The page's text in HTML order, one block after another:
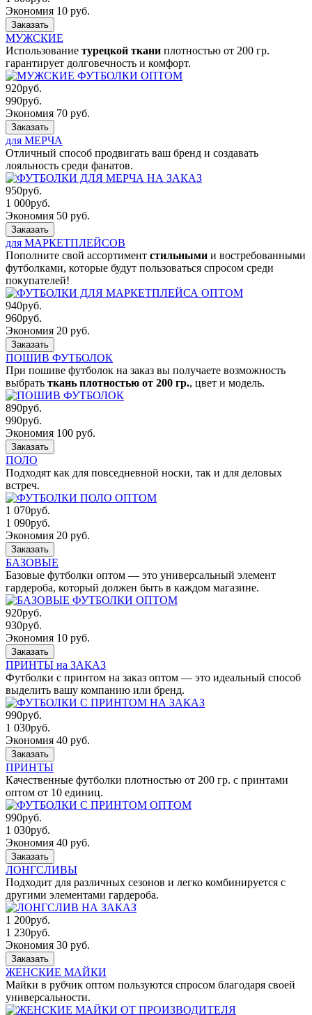
Экономия 10 руб.
Заказать
МУЖСКИЕ
Использование турецкой ткани плотностью от 200 гр.
гарантирует долговечность и комфорт.
920руб.
990руб.
Экономия 70 руб.
Заказать
для МЕРЧА
Отличный способ продвигать ваш бренд и создавать
лояльность среди фанатов.
950руб.
1 000руб.
Экономия 50 руб.
Заказать
для МАРКЕТПЛЕЙСОВ
Пополните свой ассортимент стильными и востребованными
футболками, которые будут пользоваться спросом среди
покупателей!
940руб.
960руб.
Экономия 20 руб.
Заказать
ПОШИВ ФУТБОЛОК
При пошиве футболок на заказ вы получаете возможность
выбрать ткань плотностью от 200 гр., цвет и модель.
890руб.
990руб.
Экономия 100 руб.
Заказать
ПОЛО
Подходят как для повседневной носки, так и для деловых
встреч.
1 070руб.
1 090руб.
Экономия 20 руб.
Заказать
БАЗОВЫЕ
Базовые футболки оптом — это универсальный элемент
гардероба, который должен быть в каждом магазине.
920руб.
930руб.
Экономия 10 руб.
Заказать
ПРИНТЫ на ЗАКАЗ
Футболки с принтом на заказ оптом — это идеальный способ
выделить вашу компанию или бренд.
990руб.
1 030руб.
Экономия 40 руб.
Заказать
ПРИНТЫ
Качественные футболки плотностью от 200 гр. с принтами
оптом от 10 единиц.
990руб.
1 030руб.
Экономия 40 руб.
Заказать
ЛОНГСЛИВЫ
Подходит для различных сезонов и легко комбинируется с
другими элементами гардероба.
1 200руб.
1 230руб.
Экономия 30 руб.
Заказать
ЖЕНСКИЕ МАЙКИ
Майки в рубчик оптом пользуются спросом благодаря своей
универсальности.